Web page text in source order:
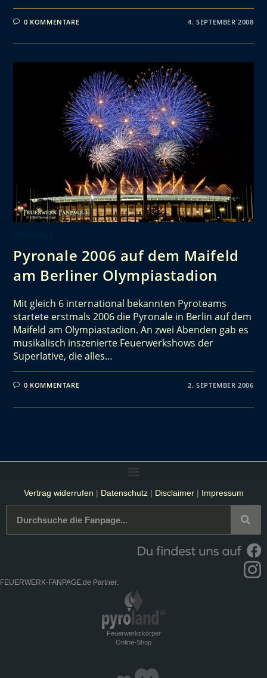
0 KOMMENTARE 4. SEPTEMBER 2008
Pyronale 2006 auf dem Maifeld
am Berliner Olympiastadion
Mit gleich 6 international bekannten Pyroteams
startete erstmals 2006 die Pyronale in Berlin auf dem
Maifeld am Olympiastadion. An zwei Abenden gab es
musikalisch inszenierte Feuerwerkshows der
Superlative, die alles…
0 KOMMENTARE 2. SEPTEMBER 2006
Vertrag widerrufen | Datenschutz| Disclaimer| Impressum
FEUERWERK-FANPAGE.de Partner:
Feuerwerkskörper
Online-Shop